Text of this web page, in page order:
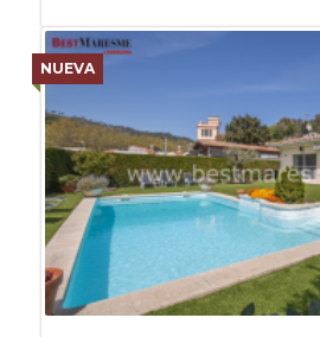
NUEVA